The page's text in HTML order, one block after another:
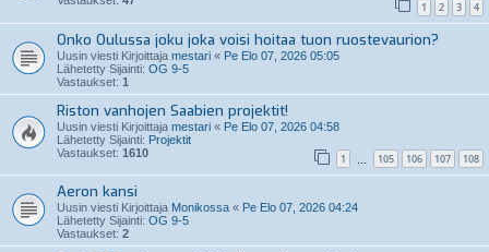
1 2 3 4
Onko Oulussa joku joka voisi hoitaa tuon ruostevaurion?
Uusin viesti Kirjoittaja mestari « Pe Elo 07, 2026 05:05
Lähetetty Sijainti: OG 9-5
Vastaukset: 1
Riston vanhojen Saabien projektit!
Uusin viesti Kirjoittaja mestari « Pe Elo 07, 2026 04:58
Lähetetty Sijainti: Projektit
Vastaukset: 1610 1 105 106 107 108
Aeron kansi
Uusin viesti Kirjoittaja Monikossa « Pe Elo 07, 2026 04:24
Lähetetty Sijainti: OG 9-5
Vastaukset: 2